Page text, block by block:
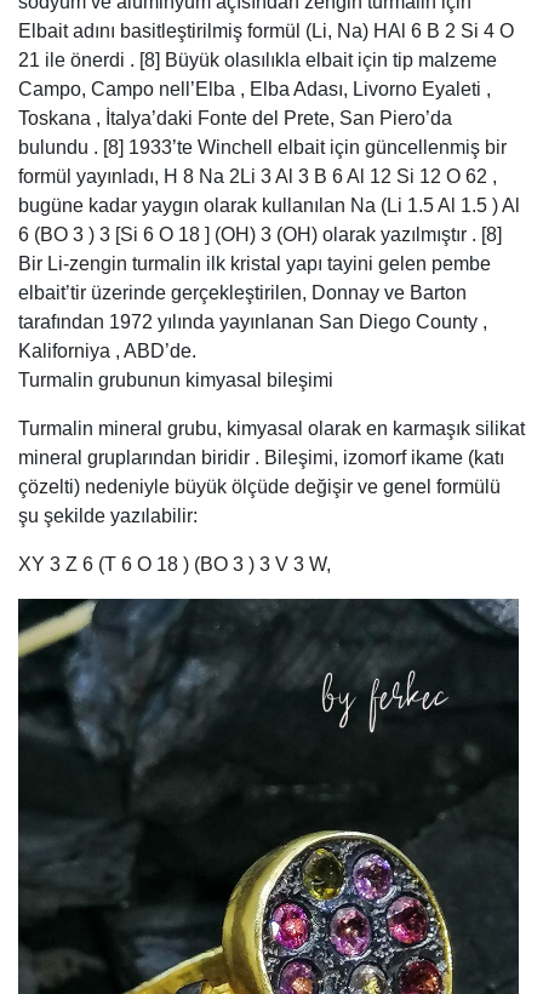
Elbait adını basitleştirilmiş formül (Li, Na) HAl 6 B 2 Si 4 O
21 ile önerdi . [8] Büyük olasılıkla elbait için tip malzeme
Campo, Campo nell’Elba , Elba Adası, Livorno Eyaleti ,
Toskana , İtalya’daki Fonte del Prete, San Piero’da
bulundu . [8] 1933’te Winchell elbait için güncellenmiş bir
formül yayınladı, H 8 Na 2Li 3 Al 3 B 6 Al 12 Si 12 O 62 ,
bugüne kadar yaygın olarak kullanılan Na (Li 1.5 Al 1.5 ) Al
6 (BO 3 ) 3 [Si 6 O 18 ] (OH) 3 (OH) olarak yazılmıştır . [8]
Bir Li-zengin turmalin ilk kristal yapı tayini gelen pembe
elbait’tir üzerinde gerçekleştirilen, Donnay ve Barton
tarafından 1972 yılında yayınlanan San Diego County ,
Kaliforniya , ABD’de.
Turmalin grubunun kimyasal bileşimi
Turmalin mineral grubu, kimyasal olarak en karmaşık silikat
mineral gruplarından biridir . Bileşimi, izomorf ikame (katı
çözelti) nedeniyle büyük ölçüde değişir ve genel formülü
şu şekilde yazılabilir:
XY 3 Z 6 (T 6 O 18 ) (BO 3 ) 3 V 3 W,